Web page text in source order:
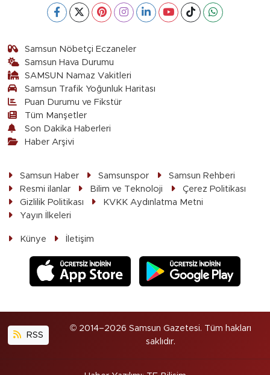
Samsun Nöbetçi Eczaneler
Samsun Hava Durumu
SAMSUN Namaz Vakitleri
Samsun Trafik Yoğunluk Haritası
Puan Durumu ve Fikstür
Tüm Manşetler
Son Dakika Haberleri
Haber Arşivi
Samsun Haber Samsunspor
Samsun Rehberi
Resmi ilanlar
Bilim ve Teknoloji
Çerez Politikası
Gizlilik Politikası
KVKK Aydınlatma Metni
Yayın İlkeleri
Künye İletişim
RSS
© 2014–2026 Samsun Gazetesi. Tüm hakları
saklıdır.